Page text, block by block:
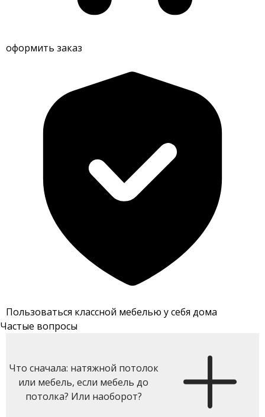
оформить заказ
Пользоваться классной мебелью у себя дома
Частые вопросы
Что сначала: натяжной потолок
или мебель, если мебель до
потолка? Или наоборот?